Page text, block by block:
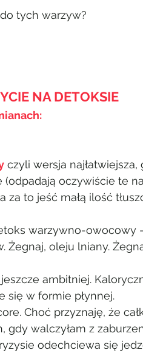
tych warzyw?
NA DETOKSIE
czyli wersja
oczywiście te
za to jeść małą ilość
warzywno-owocowy
Żegnaj, oleju lniany.
ambitniej.
się w formie płynnej.
Choć przyznaję, że
gdy walczyłam z
odechciewa się